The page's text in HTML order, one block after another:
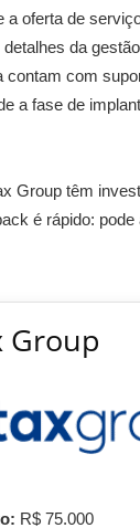
a oferta de
da
contam com
a fase de
Group têm
é rápido:
Group
R$ 75.000